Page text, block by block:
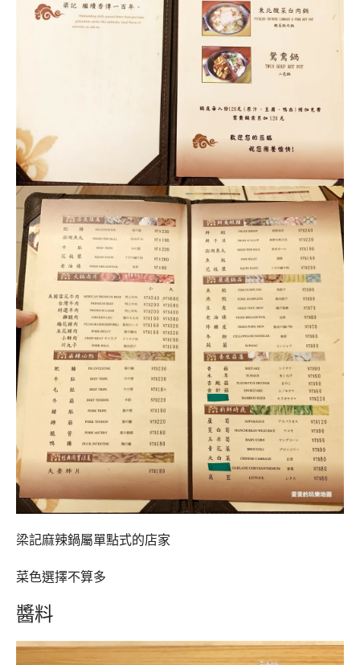
梁記麻辣鍋屬單點式的店家
菜色選擇不算多
醬料